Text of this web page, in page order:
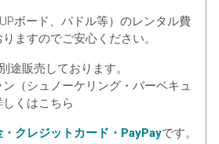
ボード、パドル等）のレンタル費
ますのでご安心ください。
途販売しております。
（シュノーケリング・バーベキュ
くはこちら
クレジットカード・PayPayです。